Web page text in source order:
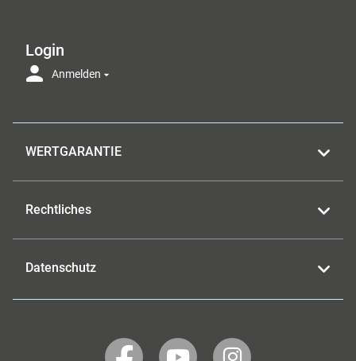
Login
Anmelden
WERTGARANTIE
Rechtliches
Datenschutz